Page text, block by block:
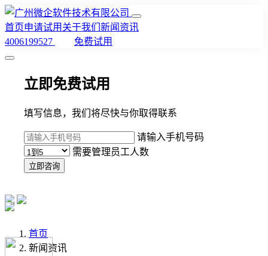
首页申请试用 关于我们 新闻资讯
4006199527
免费试用
立即免费试用
填写信息，我们将尽快与你取得联系
请输入手机号码
需要管理员工人数
立即咨询
首页
新闻资讯